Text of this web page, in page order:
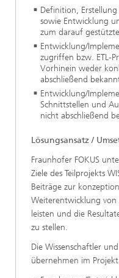
Definition,
sowie Entwicklung
zum darauf
Entwicklung/
zugriffen bzw. ETL-
Vorhinein weder
abschließend
Entwicklung/
Schnittstellen und
nicht abschließend
Lösungsansatz /
Fraunhofer FOKUS
Ziele des Teilprojekts
Beiträge zur
Weiterentwicklung
leisten und die
zu stellen.
Die Wissenschaftler
übernehmen im